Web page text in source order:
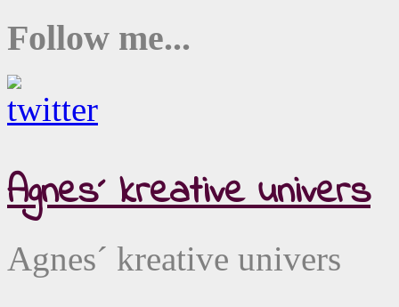
Follow me...
Agnes´ kreative univers
Agnes´ kreative univers